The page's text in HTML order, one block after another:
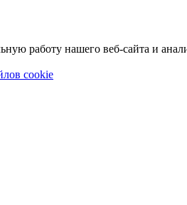
работу нашего веб-сайта и
cookie